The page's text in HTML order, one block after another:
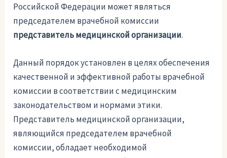
Российской Федерации может являться
председателем врачебной комиссии
представитель медицинской организации.
Данный порядок установлен в целях обеспечения
качественной и эффективной работы врачебной
комиссии в соответствии с медицинским
законодательством и нормами этики.
Представитель медицинской организации,
являющийся председателем врачебной
комиссии, обладает необходимой